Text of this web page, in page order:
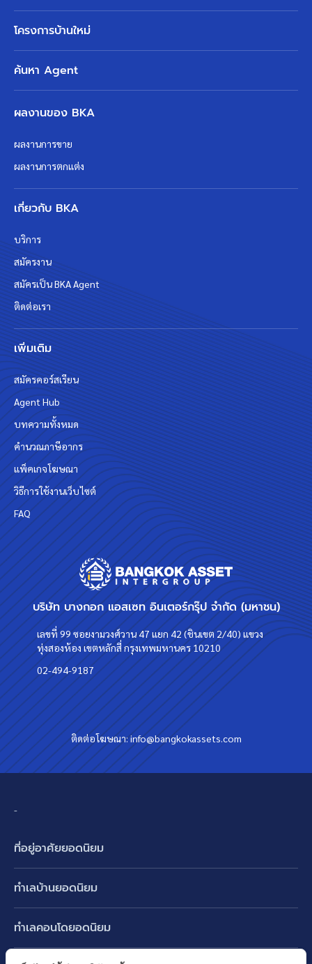
บริษัท บางกอก แอสเซท อินเตอร์กรุ๊ป จำกัด (มหาชน)
เลขที่ 99 ซอยงามวงศ์วาน 47 แยก 42 (ชินเขต 2/40) แขวง
ทุ่งสองห้อง เขตหลักสี่ กรุงเทพมหานคร 10210
02-494-9187
ติดต่อโฆษณา:info@bangkokassets.com
โครงการบ้านใหม่
ค้นหา Agent
ผลงานของ BKA
ผลงานการขาย
ผลงานการตกแต่ง
เกี่ยวกับ BKA
บริการ
สมัครงาน
สมัครเป็น BKA Agent
ติดต่อเรา
เพิ่มเติม
สมัครคอร์สเรียน
Agent Hub
บทความทั้งหมด
คำนวณภาษีอากร
แพ็คเกจโฆษณา
วิธีการใช้งานเว็บไซต์
FAQ
-
ที่อยู่อาศัยยอดนิยม
ทาวน์เฮ้าส์ ทาวน์โฮม
คอนโดมิเนียม
ทำเลบ้านยอดนิยม
ทำเลคอนโดยอดนิยม